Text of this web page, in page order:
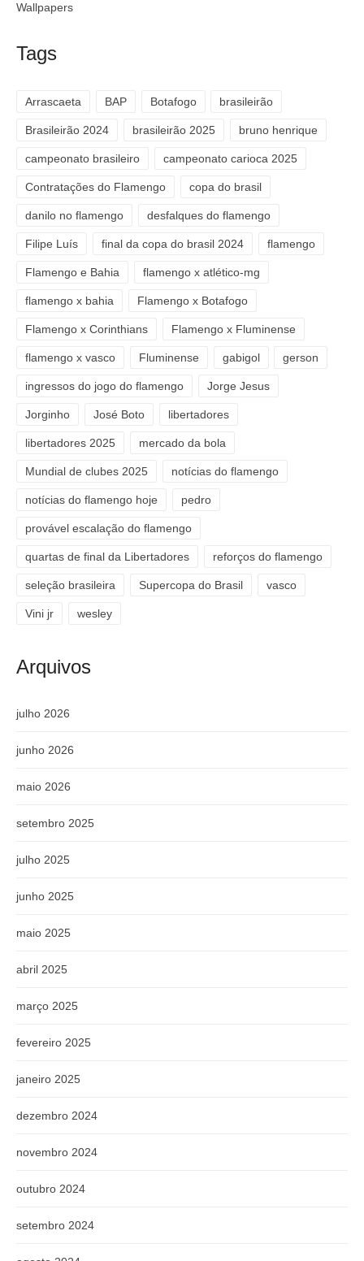
Wallpapers
Tags
Arrascaeta BAP Botafogo brasileirão
Brasileirão 2024 brasileirão 2025 bruno henrique
campeonato brasileiro campeonato carioca 2025
Contratações do Flamengo copa do brasil
danilo no flamengo desfalques do flamengo
Filipe Luís final da copa do brasil 2024 flamengo
Flamengo e Bahia flamengo x atlético-mg
flamengo x bahia Flamengo x Botafogo
Flamengo x Corinthians Flamengo x Fluminense
flamengo x vasco Fluminense gabigol gerson
ingressos do jogo do flamengo Jorge Jesus
Jorginho José Boto libertadores
libertadores 2025 mercado da bola
Mundial de clubes 2025 notícias do flamengo
notícias do flamengo hoje pedro
provável escalação do flamengo
quartas de final da Libertadores reforços do flamengo
seleção brasileira Supercopa do Brasil vasco
Vini jr wesley
Arquivos
julho 2026
junho 2026
maio 2026
setembro 2025
julho 2025
junho 2025
maio 2025
abril 2025
março 2025
fevereiro 2025
janeiro 2025
dezembro 2024
novembro 2024
outubro 2024
setembro 2024